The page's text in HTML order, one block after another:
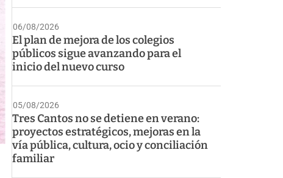
06/08/2026
El plan de mejora de los colegios
públicos sigue avanzando para el
inicio del nuevo curso
05/08/2026
Tres Cantos no se detiene en verano:
proyectos estratégicos, mejoras en la
vía pública, cultura, ocio y conciliación
familiar